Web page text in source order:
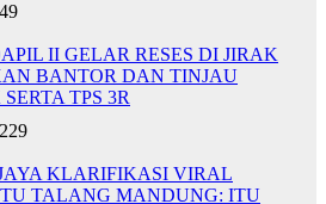
II GELAR RESES DI JIRAK
BANTOR DAN TINJAU
TPS 3R
229
KLARIFIKASI VIRAL
TALANG MANDUNG: ITU